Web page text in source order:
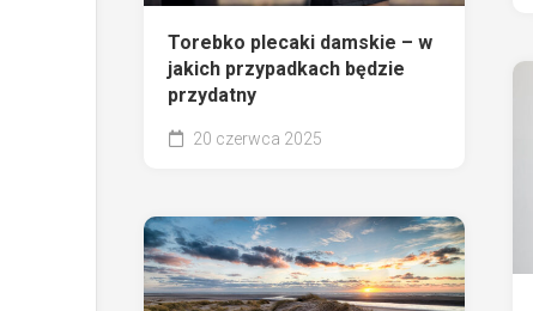
Torebko plecaki damskie – w
jakich przypadkach będzie
przydatny
20 czerwca 2025